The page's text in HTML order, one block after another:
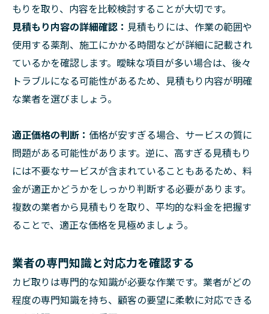
もりを取り、内容を比較検討することが大切です。
見積もり内容の詳細確認： 見積もりには、作業の範囲や
使用する薬剤、施工にかかる時間などが詳細に記載され
ているかを確認します。曖昧な項目が多い場合は、後々
トラブルになる可能性があるため、見積もり内容が明確
な業者を選びましょう。
適正価格の判断： 価格が安すぎる場合、サービスの質に
問題がある可能性があります。逆に、高すぎる見積もり
には不要なサービスが含まれていることもあるため、料
金が適正かどうかをしっかり判断する必要があります。
複数の業者から見積もりを取り、平均的な料金を把握す
ることで、適正な価格を見極めましょう。
業者の専門知識と対応力を確認する
カビ取りは専門的な知識が必要な作業です。業者がどの
程度の専門知識を持ち、顧客の要望に柔軟に対応できる